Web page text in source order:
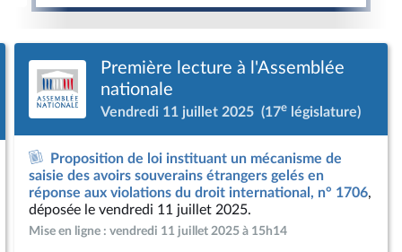
Première lecture à l'Assemblée
nationale
Vendredi 11 juillet 2025 (17e législature)
Proposition de loi instituant un mécanisme de
saisie des avoirs souverains étrangers gelés en
réponse aux violations du droit international, n° 1706,
déposée le vendredi 11 juillet 2025.
Mise en ligne : vendredi 11 juillet 2025 à 15h14